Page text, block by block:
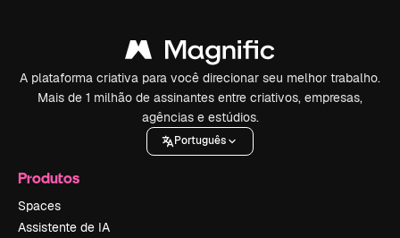
A plataforma criativa para você direcionar seu melhor trabalho.
Mais de 1 milhão de assinantes entre criativos, empresas,
agências e estúdios.
Português
Produtos
Spaces
Assistente de IA